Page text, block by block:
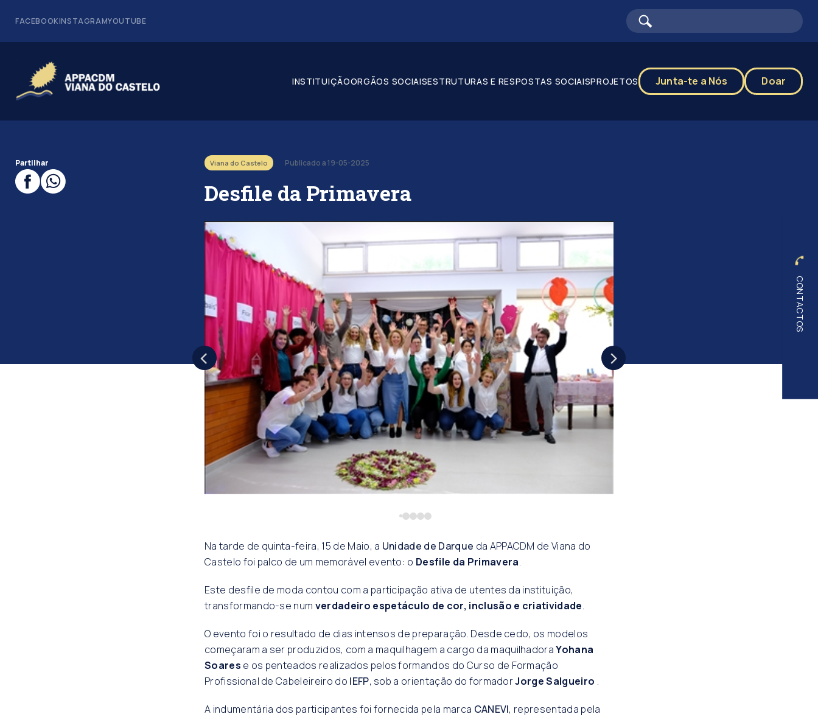
FACEBOOKINSTAGRAMYOUTUBE
CONTACTOS
INSTITUIÇÃOORGÃOS SOCIAISESTRUTURAS E RESPOSTAS SOCIAISPROJETOS Junta-te a Nós Doar
Partilhar Viana do Castelo Publicado a 19-05-2025
Desfile da Primavera
Na tarde de quinta-feira, 15 de Maio, a Unidade de Darque da APPACDM de Viana do
Castelo foi palco de um memorável evento: o Desfile da Primavera.
Este desfile de moda contou com a participação ativa de utentes da instituição,
transformando-se num verdadeiro espetáculo de cor, inclusão e criatividade.
O evento foi o resultado de dias intensos de preparação. Desde cedo, os modelos
começaram a ser produzidos, com a maquilhagem a cargo da maquilhadoraYohana
Soares e os penteados realizados pelos formandos do Curso de Formação
Profissional de Cabeleireiro do IEFP, sob a orientação do formadorJorge Salgueiro .
A indumentária dos participantes foi fornecida pela marca CANEVI, representada pela